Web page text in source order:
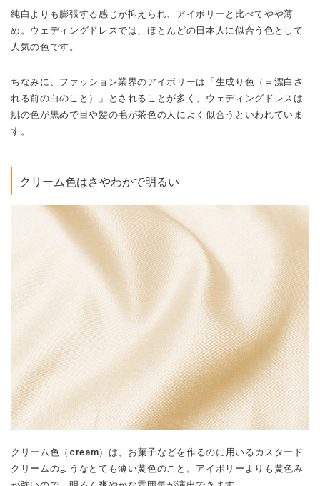
純白よりも膨張する感じが抑えられ、アイボリーと比べてやや薄
め。ウェディングドレスでは、ほとんどの日本人に似合う色として
人気の色です。
ちなみに、ファッション業界のアイボリーは「生成り色（＝漂白さ
れる前の白のこと）」とされることが多く、ウェディングドレスは
肌の色が黒めで目や髪の毛が茶色の人によく似合うといわれていま
す。
クリーム色はさやわかで明るい
クリーム色（cream）は、お菓子などを作るのに用いるカスタード
クリームのようなとても薄い黄色のこと。アイボリーよりも黄色み